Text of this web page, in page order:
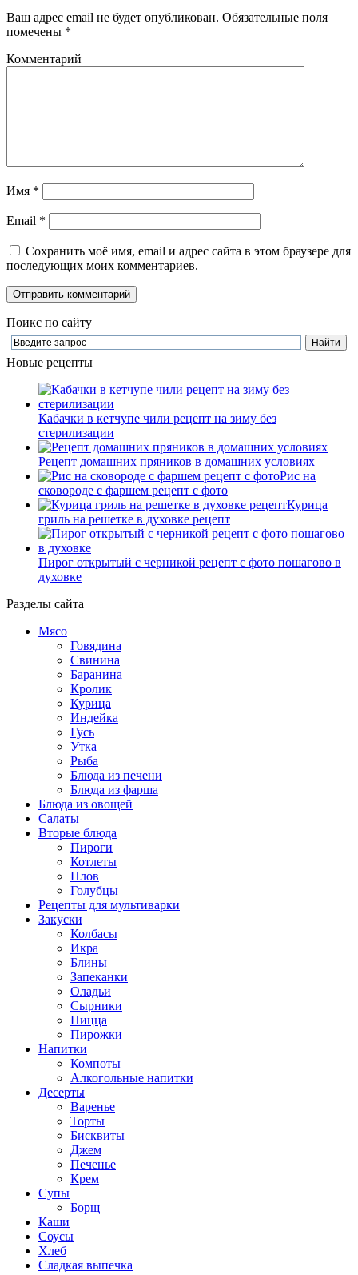
Ваш адрес email не будет опубликован. Обязательные поля
помечены *
Комментарий
Имя *
Email *
Сохранить моё имя, email и адрес сайта в этом браузере для
последующих моих комментариев.
Поикс по сайту
Новые рецепты
Кабачки в кетчупе чили рецепт на зиму без
стерилизации
Рецепт домашних пряников в домашних условиях
Рис на
сковороде с фаршем рецепт с фото
Курица
гриль на решетке в духовке рецепт
Пирог открытый с черникой рецепт с фото пошагово в
духовке
Разделы сайта
Мясо
Говядина
Свинина
Баранина
Кролик
Курица
Индейка
Гусь
Утка
Рыба
Блюда из печени
Блюда из фарша
Блюда из овощей
Салаты
Вторые блюда
Пироги
Котлеты
Плов
Голубцы
Рецепты для мультиварки
Закуски
Колбасы
Икра
Блины
Запеканки
Оладьи
Сырники
Пицца
Пирожки
Напитки
Компоты
Алкогольные напитки
Десерты
Варенье
Торты
Бисквиты
Джем
Печенье
Крем
Супы
Борщ
Каши
Соусы
Хлеб
Сладкая выпечка